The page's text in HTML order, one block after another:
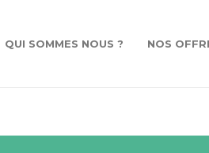
QUI SOMMES NOUS ? NOS